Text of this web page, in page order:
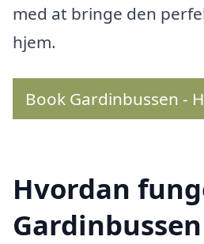
med at bringe den
hjem.
Book Gardinbussen -
Hvordan
Gardinbussen